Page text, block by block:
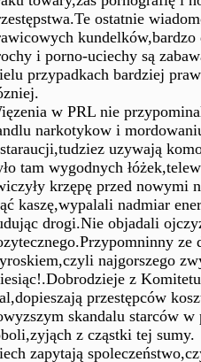
ostatnie
i porno-uciechy są
przypadkach bardziej
w PRL nie
narkotykow i
uzywają
tam wygodnych
krzępę przed nowymi
kaszę,wypalali nadmiar
drogi.Nie objadali
najgorszego
z
przestępców
skandalu starców
z cząstki tej sumy.
zapytają